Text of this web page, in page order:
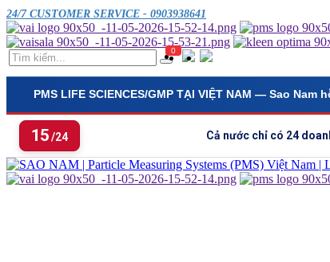
24/7 CUSTOMER SERVICE - 0903938641
0
PMS LIFE SCIENCES/GMP TẠI VIỆT NAM — Sao Nam
15/24 Cả nước chỉ có 24